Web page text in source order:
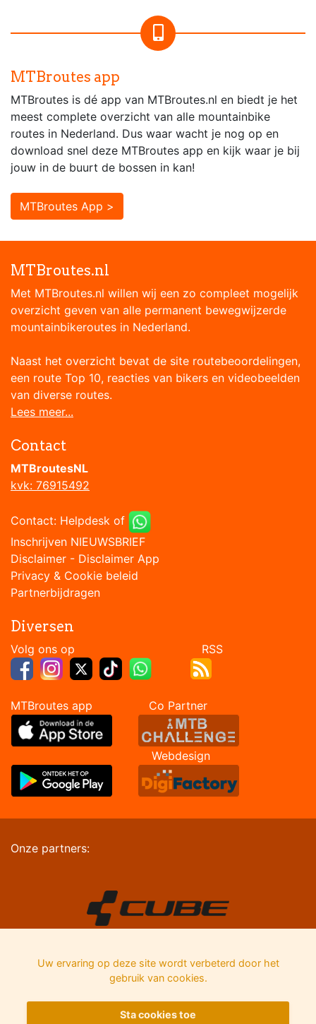
MTBroutes app
MTBroutes is dé app van MTBroutes.nl en biedt je het
meest complete overzicht van alle mountainbike
routes in Nederland. Dus waar wacht je nog op en
download snel deze MTBroutes app en kijk waar je bij
jouw in de buurt de bossen in kan!
MTBroutes App >
MTBroutes.nl
Met MTBroutes.nl willen wij een zo compleet mogelijk
overzicht geven van alle permanent bewegwijzerde
mountainbikeroutes in Nederland.
Naast het overzicht bevat de site routebeoordelingen,
een route Top 10, reacties van bikers en videobeelden
van diverse routes.
Lees meer...
Contact
MTBroutesNL
kvk: 76915492
Contact: Helpdesk of
Inschrijven NIEUWSBRIEF
Disclaimer - Disclaimer App
Privacy & Cookie beleid
Partnerbijdragen
Diversen
Volg ons op RSS
MTBroutes app Co Partner
Webdesign
Onze partners:
Uw ervaring op deze site wordt verbeterd door het
gebruik van cookies.
Sta cookies toe